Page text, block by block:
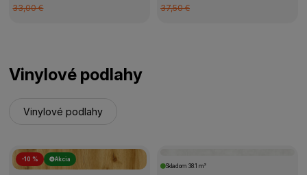
33,00 € 37,50 €
Vinylové podlahy
Vinylové podlahy
-10 % Akcia
Skladom 38.1 m²